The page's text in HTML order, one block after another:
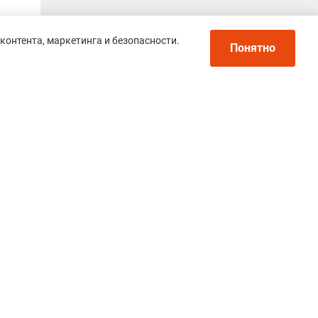
маркетинга и безопасности.
Понятно